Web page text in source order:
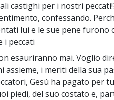
castighi per i nostri
confessando.
lui e le sue pene
i peccati
esauriranno mai. Voglio
assieme, i meriti della sua
Gesù ha pagato per
piedi, del suo costato e,